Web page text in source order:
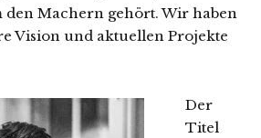
Machern gehört. Wir haben
Vision und aktuellen Projekte
Der
Titel